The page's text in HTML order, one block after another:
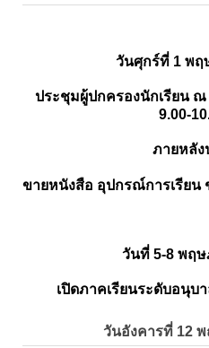
วันศุกร์ที่ 1 พฤ
ประชุมผู้ปกครองนักเรียน ณ
9.00-
ภายหลัง
ขายหนังสือ อุปกรณ์การเรียน
วันที่ 5-8 พฤ
เปิดภาคเรียนระดับอนุบา
วันอังคารที่ 12